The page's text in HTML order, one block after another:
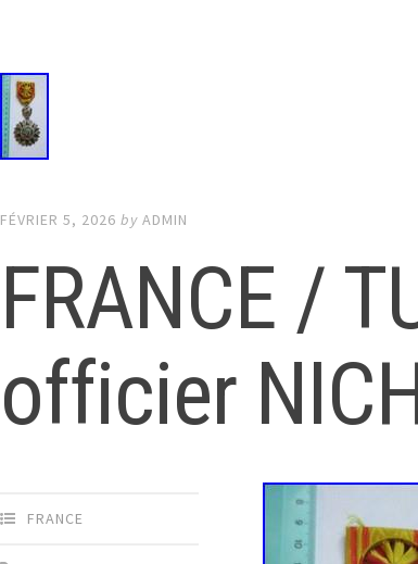
FÉVRIER 5, 2026 byADMIN
FRANCE /
officier
FRANCE